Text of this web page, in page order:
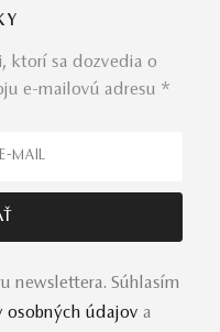
ktorí sa dozvedia o
e-mailovú adresu *
newslettera. Súhlasím
osobných údajov a